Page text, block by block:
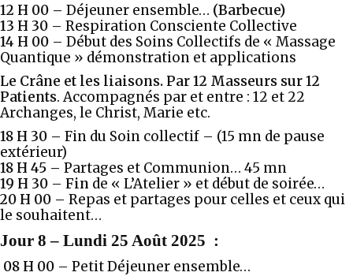
12 H 00 – Déjeuner ensemble… (Barbecue)
13 H 30 – Respiration Consciente Collective
14 H 00 – Début des Soins Collectifs de « Massage
Quantique » démonstration et applications
Le Crâne et les liaisons. Par 12 Masseurs sur 12
Patients. Accompagnés par et entre : 12 et 22
Archanges, le Christ, Marie etc.
18 H 30 – Fin du Soin collectif – (15 mn de pause
extérieur)
18 H 45 – Partages et Communion… 45 mn
19 H 30 – Fin de « L’Atelier » et début de soirée…
20 H 00 – Repas et partages pour celles et ceux qui
le souhaitent…
Jour 8 – Lundi 25 Août 2025 :
08 H 00 – Petit Déjeuner ensemble…